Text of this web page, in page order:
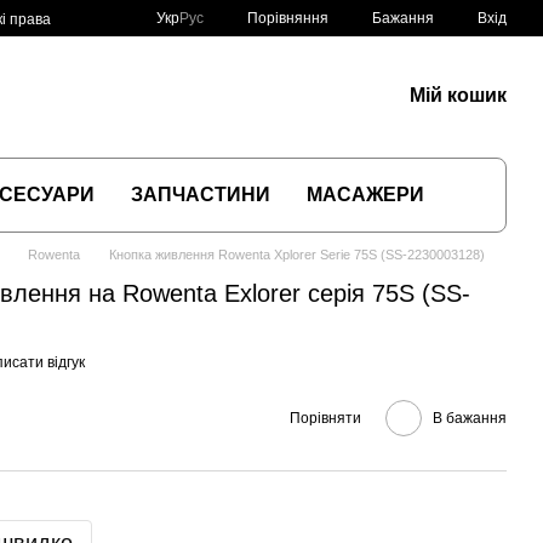
права
УкрРус Порівняння Бажання Вхід
Мій кошик
ЗАПЧАСТИНИ МАСАЖЕРИ
Rowenta Кнопка живлення Rowenta Xplorer Serie 75S (SS-2230003128)
на Rowenta Exlorer серія 75S (SS-
відгук
Порівняти В бажання